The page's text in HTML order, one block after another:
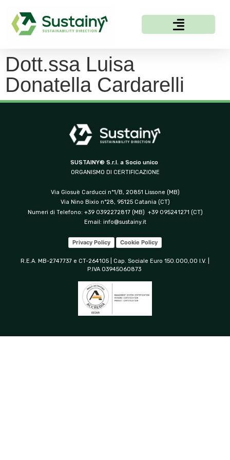
Dott.ssa Luisa
Donatella Cardarelli
SUSTAINY® S.r.l. a Socio unico
ORGANISMO DI CERTIFICAZIONE
Via Giosuè Carducci n°1/B, 20851 Lissone (MB)
Via Nino Bixio n°28, 95125 Catania (CT)
Numeri di Telefono: +39 0392272817 (MB) +39 095241271 (CT)
Email: info@sustainy.it
Privacy Policy Cookie Policy
R.E.A. MB-2747737 e CT-264105 | Cap. Sociale Euro 150.000,00 I.V. |
P.IVA 03945060873